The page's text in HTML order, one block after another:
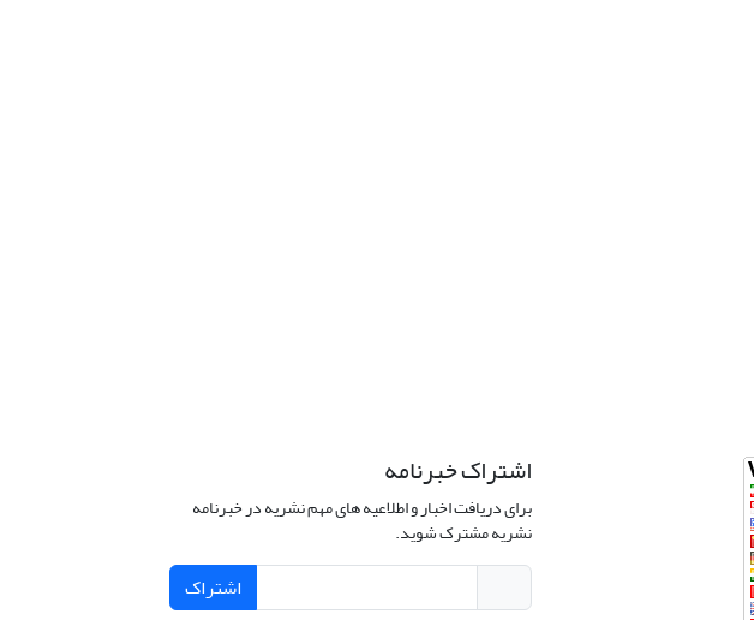
اشتراک خبرنامه
برای دریافت اخبار و اطلاعیه های مهم نشریه در خبرنامه
نشریه مشترک شوید.
اشتراک